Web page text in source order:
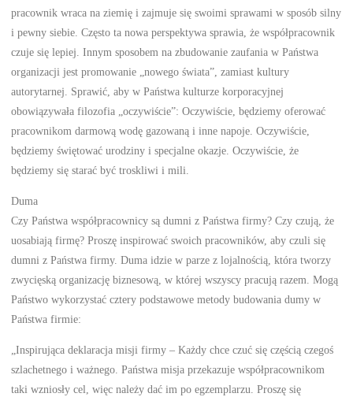
pracownik wraca na ziemię i zajmuje się swoimi sprawami w sposób silny
i pewny siebie. Często ta nowa perspektywa sprawia, że współpracownik
czuje się lepiej. Innym sposobem na zbudowanie zaufania w Państwa
organizacji jest promowanie „nowego świata”, zamiast kultury
autorytarnej. Sprawić, aby w Państwa kulturze korporacyjnej
obowiązywała filozofia „oczywiście”: Oczywiście, będziemy oferować
pracownikom darmową wodę gazowaną i inne napoje. Oczywiście,
będziemy świętować urodziny i specjalne okazje. Oczywiście, że
będziemy się starać być troskliwi i mili.
Duma
Czy Państwa współpracownicy są dumni z Państwa firmy? Czy czują, że
uosabiają firmę? Proszę inspirować swoich pracowników, aby czuli się
dumni z Państwa firmy. Duma idzie w parze z lojalnością, która tworzy
zwycięską organizację biznesową, w której wszyscy pracują razem. Mogą
Państwo wykorzystać cztery podstawowe metody budowania dumy w
Państwa firmie:
„Inspirująca deklaracja misji firmy – Każdy chce czuć się częścią czegoś
szlachetnego i ważnego. Państwa misja przekazuje współpracownikom
taki wzniosły cel, więc należy dać im po egzemplarzu. Proszę się